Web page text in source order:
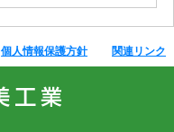
個人情報保護方針 関連リンク